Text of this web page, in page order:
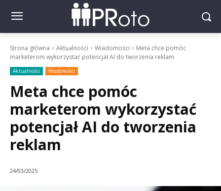
Strona główna Aktualności Wiadomości
Meta chce pomóc
marketerom wykorzystać potencjał AI do tworzenia reklam
Aktualności Wiadomości
Meta chce pomóc
marketerom wykorzystać
potencjał AI do tworzenia
reklam
24/03/2025